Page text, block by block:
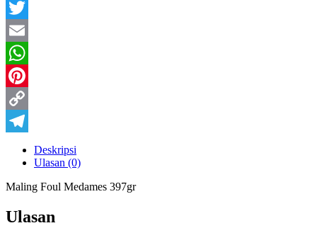
Facebook
Twitter
Email
WhatsApp
Pinterest
Copy
Telegram
Deskripsi
Ulasan (0)
Maling Foul Medames 397gr
Ulasan